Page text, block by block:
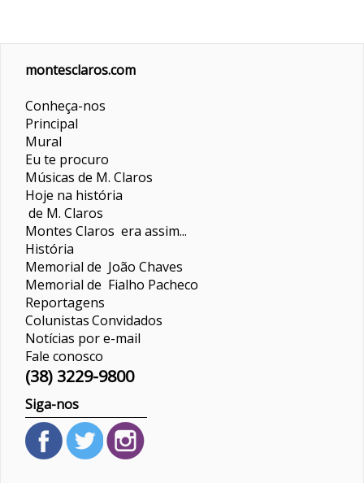
montesclaros.com
Conheça-nos
Principal
Mural
Eu te procuro
Músicas de M. Claros
Hoje na história
de M. Claros
Montes Claros era assim...
História
Memorial de João Chaves
Memorial de Fialho Pacheco
Reportagens
ColunistasConvidados
Notícias por e-mail
Fale conosco
(38) 3229-9800
Siga-nos